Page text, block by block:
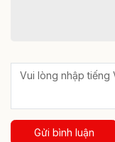
Gửi bình luận